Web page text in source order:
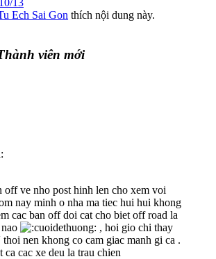
13
Ech Sai Gon thích nội dung này.
viên mới
off ve nho post hinh len cho xem voi
nay minh o nha ma tiec hui hui khong
cac ban off doi cat cho biet off road la
, hoi gio chi thay
nen khong co cam giac manh gi ca .
ca cac xe deu la trau chien